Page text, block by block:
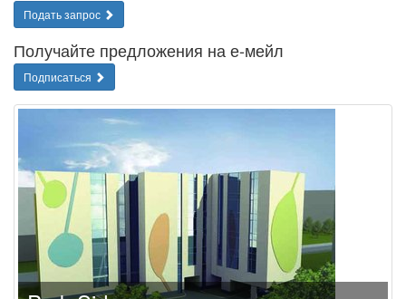
Подать запрос
Получайте предложения на е-мейл
Подписаться